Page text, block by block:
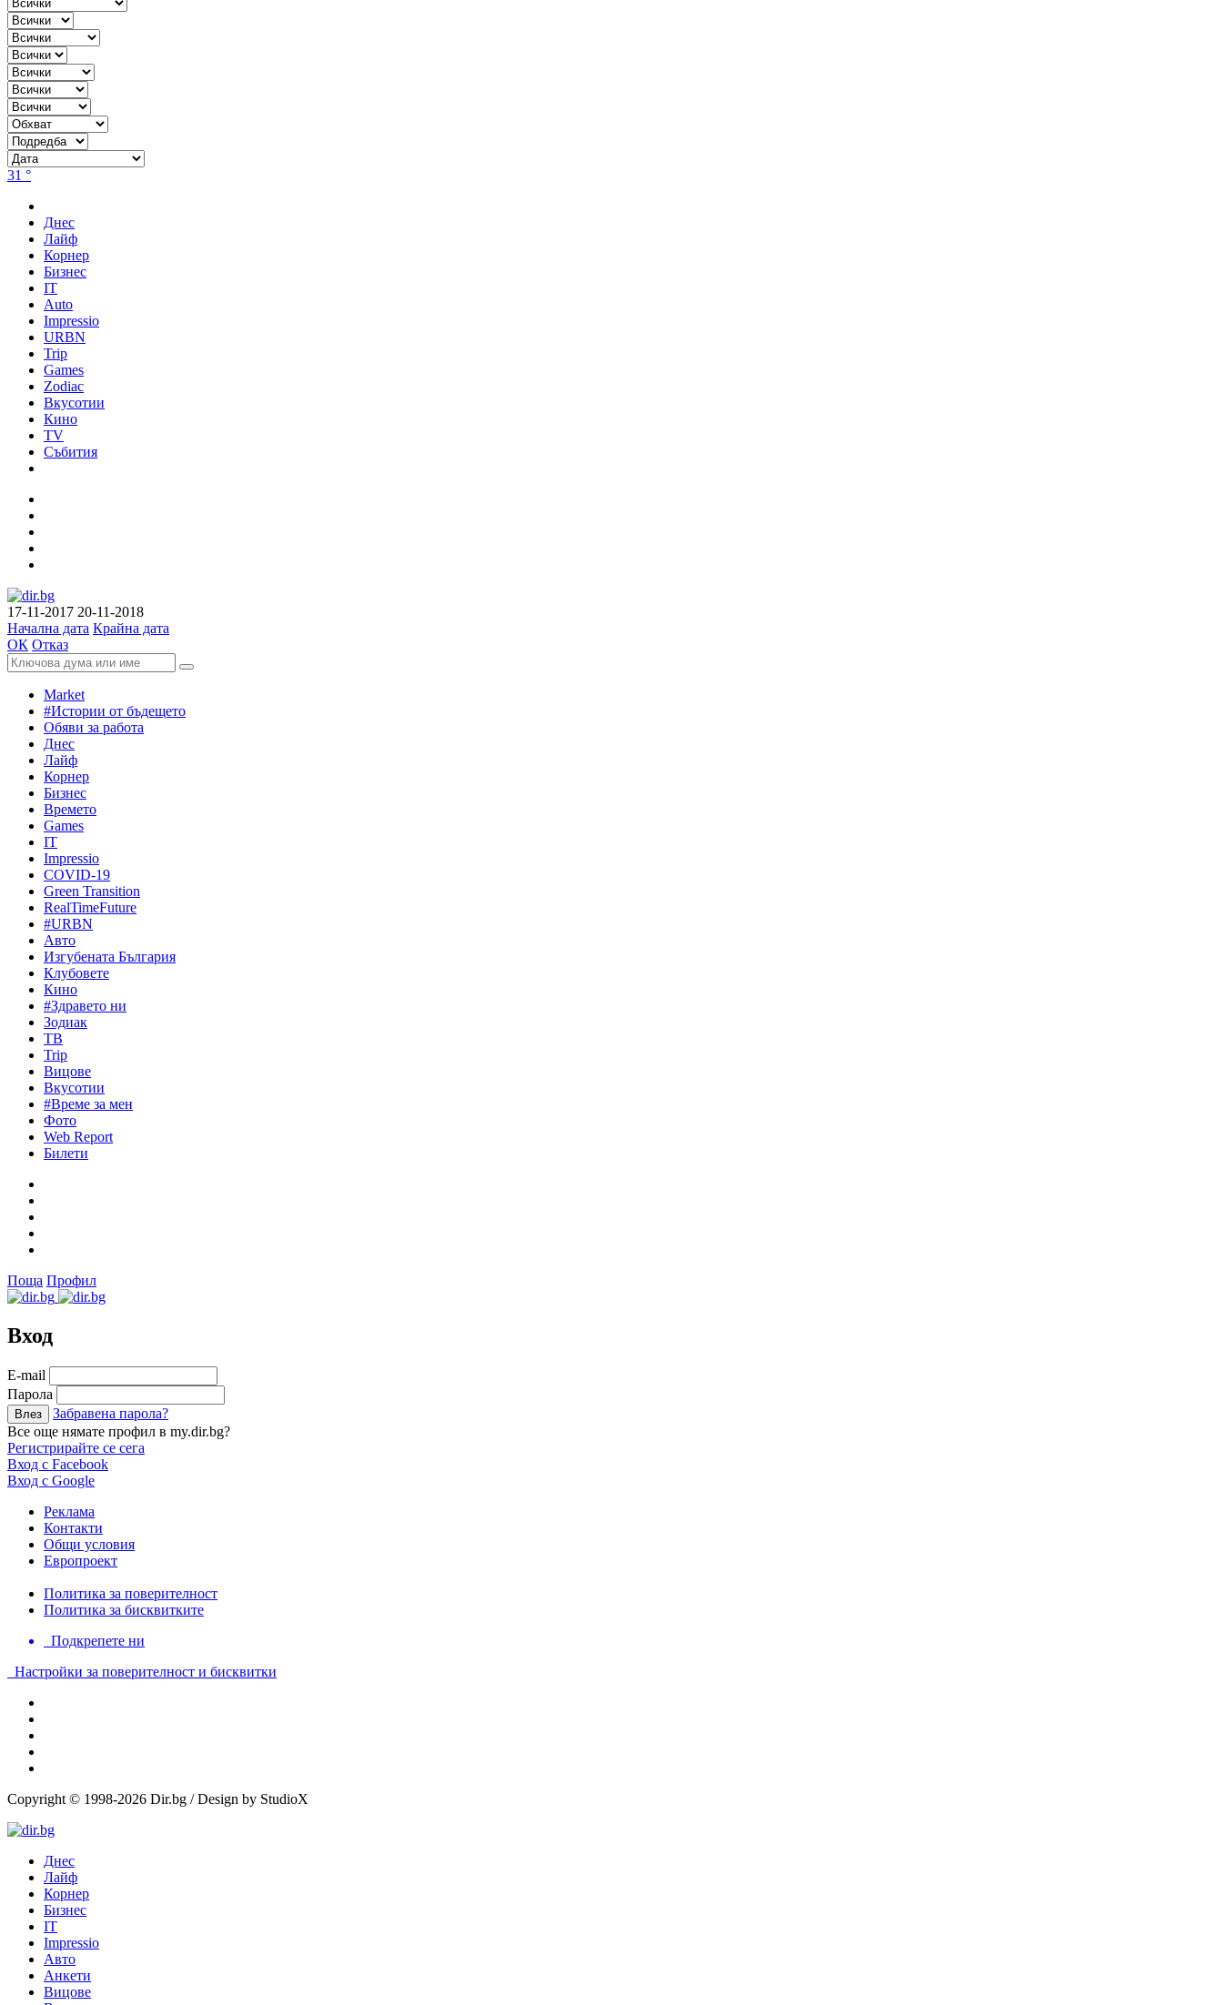
31 °
Днес
Лайф
Корнер
Бизнес
IT
Auto
Impressio
URBN
Trip
Games
Zodiac
Вкусотии
Кино
TV
Събития
17-11-2017 20-11-2018
Начална дата Крайна дата
ОК Отказ
Market
#Истории от бъдещето
Обяви за работа
Днес
Лайф
Корнер
Бизнес
Времето
Games
IT
Impressio
COVID-19
Green Transition
RealTimeFuture
#URBN
Авто
Изгубената България
Клубовете
Кино
#Здравето ни
Зодиак
ТВ
Trip
Вицове
Вкусотии
#Време за мен
Фото
Web Report
Билети
Поща Профил
Вход
Е-mail
Парола
Забравена парола?
Все още нямате профил в my.dir.bg?
Регистрирайте се сега
Вход с Facebook
Вход с Google
Реклама
Контакти
Общи условия
Европроект
Политика за поверителност
Политика за бисквитките
Подкрепете ни
Настройки за поверителност и бисквитки
Copyright © 1998-2026 Dir.bg / Design by StudioX
Днес
Лайф
Корнер
Бизнес
IT
Impressio
Авто
Анкети
Вицове